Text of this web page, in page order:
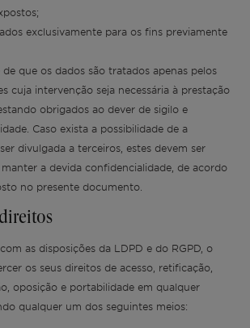
exclusivamente para os fins previamente
de que os dados são tratados apenas pelos
cuja intervenção seja necessária à prestação
obrigados ao dever de sigilo e
Caso exista a possibilidade de a
divulgada a terceiros, estes devem ser
a devida confidencialidade, de acordo
no presente documento.
as disposições da LDPD e do RGPD, o
os seus direitos de acesso, retificação,
oposição e portabilidade em qualquer
qualquer um dos seguintes meios: